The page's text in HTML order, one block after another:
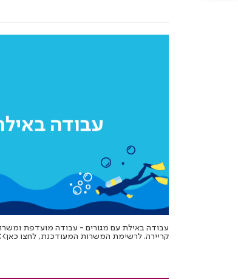
עבודה באילת עם מגורים - עבודה מועדפת
קריירה. לרשימת המשרות המעודכנת, לחצו